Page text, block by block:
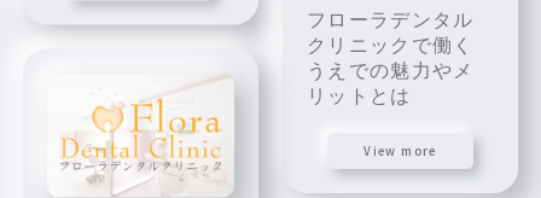
フローラデンタル
クリニックで働く
うえでの魅力やメ
リットとは
View more